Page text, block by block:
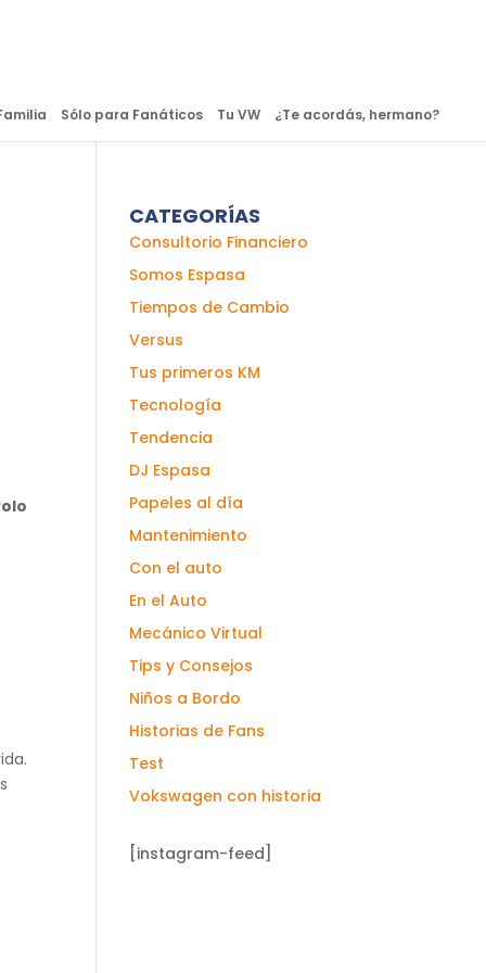
Sólo para Fanáticos Tu VW ¿Te acordás, hermano?
CATEGORÍAS
Consultorio Financiero
Somos Espasa
Tiempos de Cambio
Versus
Tus primeros KM
Tecnología
Tendencia
DJ Espasa
Papeles al día
Mantenimiento
Con el auto
En el Auto
Mecánico Virtual
Tips y Consejos
Niños a Bordo
Historias de Fans
Test
Vokswagen con historia
[instagram-feed]